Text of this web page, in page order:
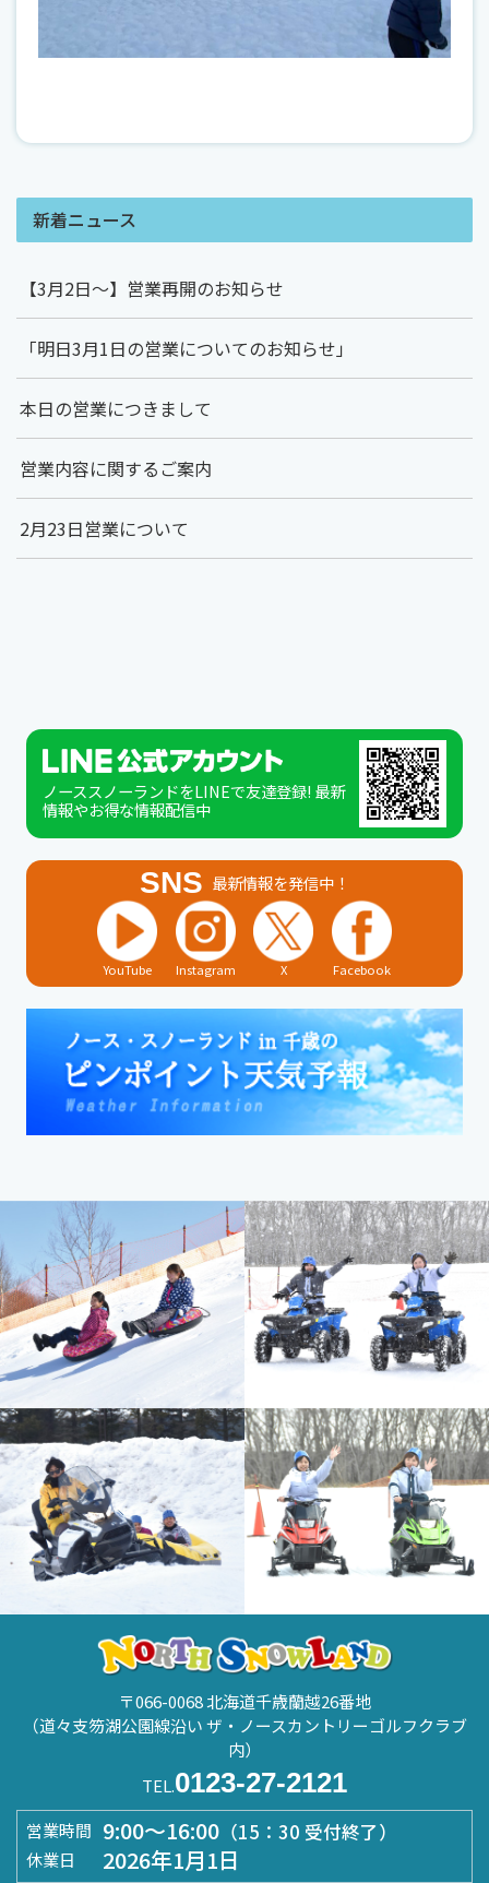
新着ニュース
【3月2日～】営業再開のお知らせ
「明日3月1日の営業についてのお知らせ」
本日の営業につきまして
営業内容に関するご案内
2月23日営業について
ノーススノーランドをLINEで友達登録! 最新
情報やお得な情報配信中
SNS 最新情報を発信中！
YouTube Instagram X Facebook
〒066-0068 北海道千歳蘭越26番地
（道々支笏湖公園線沿い ザ・ノースカントリーゴルフクラブ
内）
TEL.0123-27-2121
営業時間 9:00～16:00 （15：30 受付終了）
休業日 2026年1月1日